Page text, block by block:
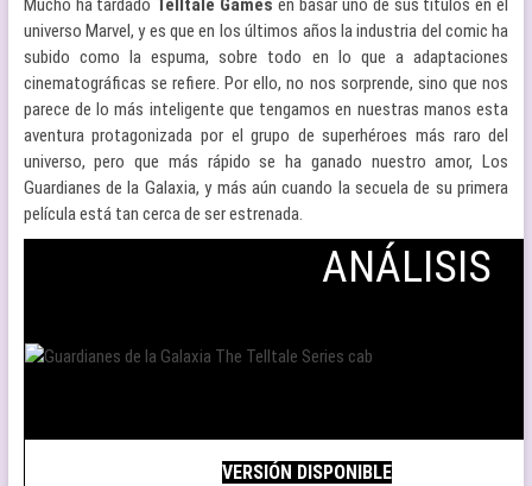
Mucho ha tardado Telltale Games en basar uno de sus títulos en el
universo Marvel, y es que en los últimos años la industria del comic ha
subido como la espuma, sobre todo en lo que a adaptaciones
cinematográficas se refiere. Por ello, no nos sorprende, sino que nos
parece de lo más inteligente que tengamos en nuestras manos esta
aventura protagonizada por el grupo de superhéroes más raro del
universo, pero que más rápido se ha ganado nuestro amor, Los
Guardianes de la Galaxia, y más aún cuando la secuela de su primera
película está tan cerca de ser estrenada.
ANÁLISIS
VERSIÓN DISPONIBLE